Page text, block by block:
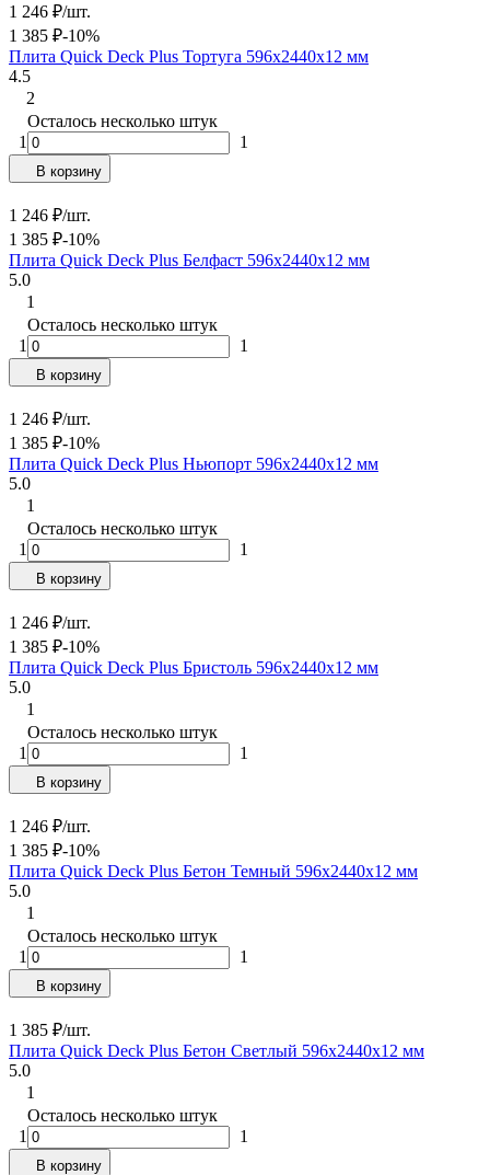
1 246 ₽/шт.
1 385 ₽-10%
Плита Quick Deck Plus Тортуга 596х2440х12 мм
4.5
2
Осталось несколько штук
1
1
В корзину
1 246 ₽/шт.
1 385 ₽-10%
Плита Quick Deck Plus Белфаст 596х2440х12 мм
5.0
1
Осталось несколько штук
1
1
В корзину
1 246 ₽/шт.
1 385 ₽-10%
Плита Quick Deck Plus Ньюпорт 596х2440х12 мм
5.0
1
Осталось несколько штук
1
1
В корзину
1 246 ₽/шт.
1 385 ₽-10%
Плита Quick Deck Plus Бристоль 596х2440х12 мм
5.0
1
Осталось несколько штук
1
1
В корзину
1 246 ₽/шт.
1 385 ₽-10%
Плита Quick Deck Plus Бетон Темный 596х2440х12 мм
5.0
1
Осталось несколько штук
1
1
В корзину
1 385 ₽/шт.
Плита Quick Deck Plus Бетон Светлый 596х2440х12 мм
5.0
1
Осталось несколько штук
1
1
В корзину